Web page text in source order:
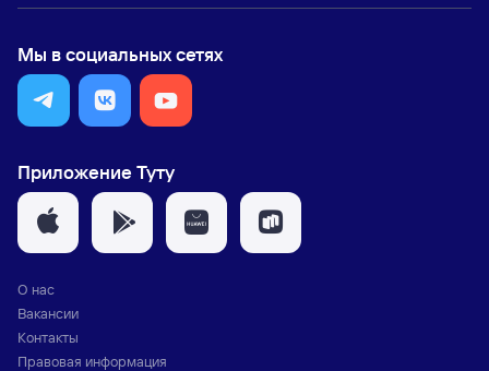
Мы в социальных сетях
Приложение Туту
О нас
Вакансии
Контакты
Правовая информация